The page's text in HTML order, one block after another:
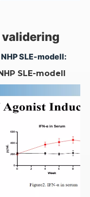
validering
SLE-modell:
SLE-modell